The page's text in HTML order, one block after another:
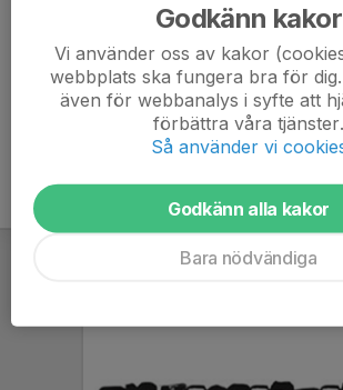
Johanna Hjalmers
Lagledare
070-407 80 01
johanna.s.hjalmers@gmail.com
Godkänn kakor
Vi använder oss av kakor
webbplats ska fungera bra för
även för webbanalys i syfte att
förbättra våra tjänster.
Så använder vi
Godkänn alla kakor
Bara nödvändiga